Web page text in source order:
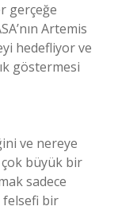
gerçeğe
Artemis
hedefliyor ve
göstermesi
ve nereye
büyük bir
sadece
felsefi bir